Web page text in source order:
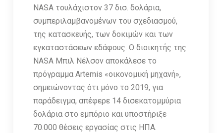
NASA τουλάχιστον 37 δισ. δολάρια,
συμπεριλαμβανομένων του σχεδιασμού,
της κατασκευής, των δοκιμών και των
εγκαταστάσεων εδάφους. Ο διοικητής της
NASA Μπιλ Νέλσον αποκάλεσε το
πρόγραμμα Artemis «οικονομική μηχανή»,
σημειώνοντας ότι μόνο το 2019, για
παράδειγμα, απέφερε 14 δισεκατομμύρια
δολάρια στο εμπόριο και υποστήριξε
70.000 θέσεις εργασίας στις ΗΠΑ.